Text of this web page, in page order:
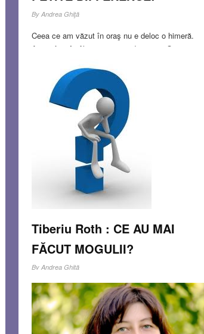
By Andrea Ghiţă
Ceea ce am văzut în oraş nu e deloc o himeră.
Atmosfera întâlnită era cea adevărată. Oamenii
preocupaţi de gânduri şi proiecte similare, dacă
nu identice, cu cele ale oricărui locuitor al
more…
JAN 31, 2015
Tiberiu Roth : CE AU MAI
FĂCUT MOGULII?
By Andrea Ghiţă
Am făcut o călătorie în India de Anul Nou. Un tur
organizat,pentru vizitarea celebrului ”triunghi de
aur”, adică orașele Delhi (Old și New!), Agra și
Jaipur. Monumentele fără egal ale Imperiului